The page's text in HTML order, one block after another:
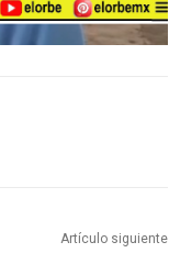
Artículo siguiente